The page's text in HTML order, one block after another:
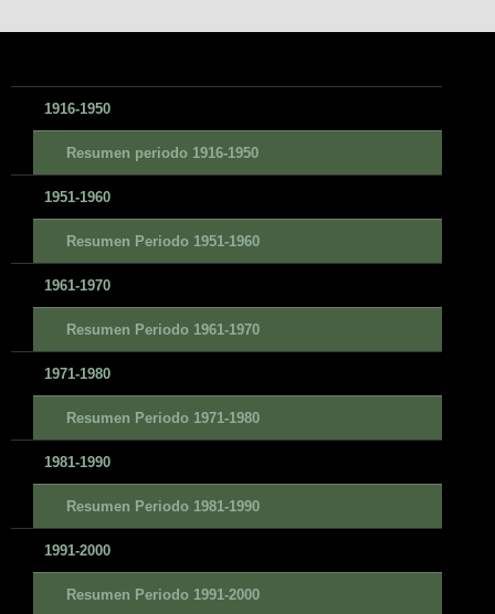
1916-1950
Resumen periodo 1916-1950
1951-1960
Resumen Periodo 1951-1960
1961-1970
Resumen Periodo 1961-1970
1971-1980
Resumen Periodo 1971-1980
1981-1990
Resumen Periodo 1981-1990
1991-2000
Resumen Periodo 1991-2000